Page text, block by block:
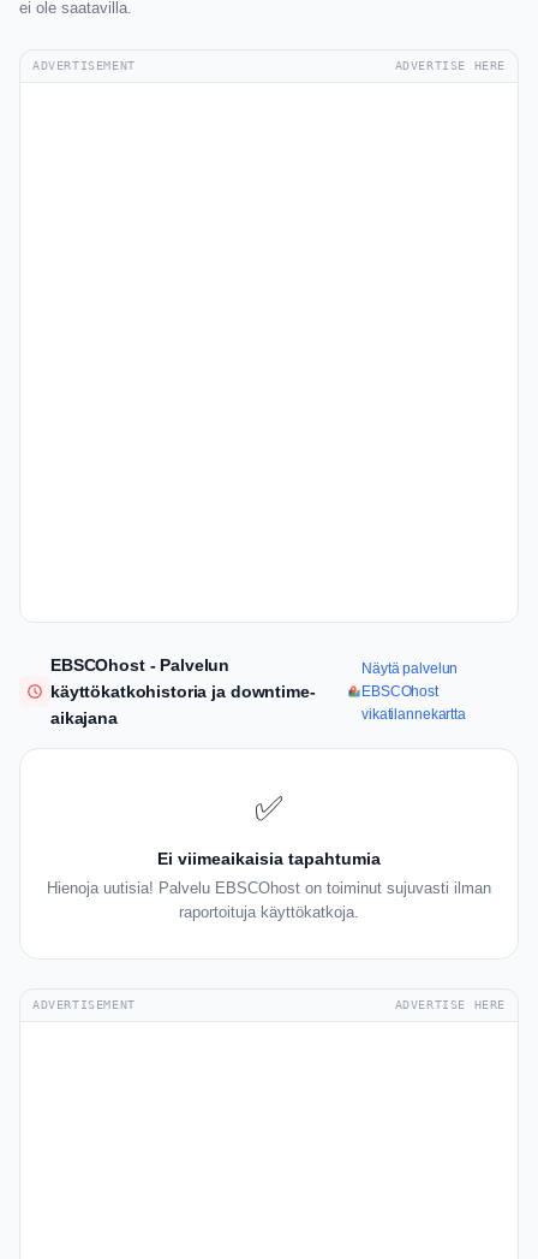
ei ole saatavilla.
ADVERTISEMENT ADVERTISE HERE
EBSCOhost - Palvelun
käyttökatkohistoria ja downtime-
aikajana
Näytä palvelun
EBSCOhost
vikatilannekartta
✅
Ei viimeaikaisia tapahtumia
Hienoja uutisia! Palvelu EBSCOhost on toiminut sujuvasti ilman
raportoituja käyttökatkoja.
ADVERTISEMENT ADVERTISE HERE